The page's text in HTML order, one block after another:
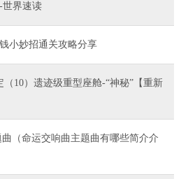
世界速读
小妙招通关攻略分享
（10）遗迹级重型座舱-“神秘”【重新
（命运交响曲主题曲有哪些简介介